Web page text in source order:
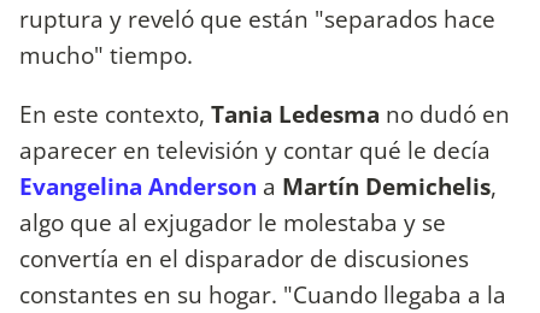
ruptura y reveló que están "separados hace
mucho" tiempo.
En este contexto, Tania Ledesma no dudó en
aparecer en televisión y contar qué le decía
Evangelina Anderson a Martín Demichelis,
algo que al exjugador le molestaba y se
convertía en el disparador de discusiones
constantes en su hogar. "Cuando llegaba a la